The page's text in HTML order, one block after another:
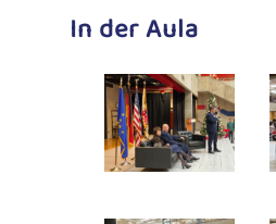
In der Aula